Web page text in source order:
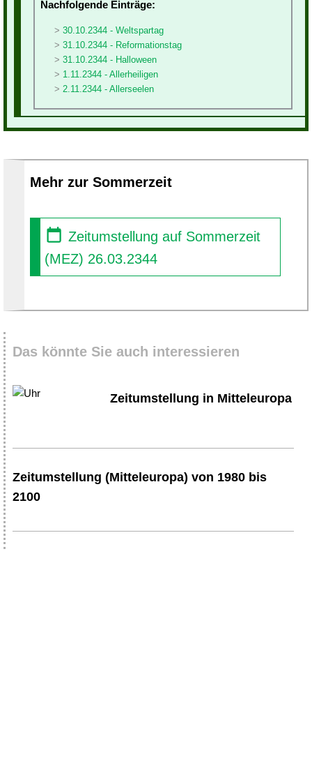
Nachfolgende Einträge:
30.10.2344 - Weltspartag
31.10.2344 - Reformationstag
31.10.2344 - Halloween
1.11.2344 - Allerheiligen
2.11.2344 - Allerseelen
Mehr zur Sommerzeit
Zeitumstellung auf Sommerzeit
(MEZ) 26.03.2344
Das könnte Sie auch interessieren
Zeitumstellung in Mitteleuropa
Zeitumstellung (Mitteleuropa) von 1980 bis
2100